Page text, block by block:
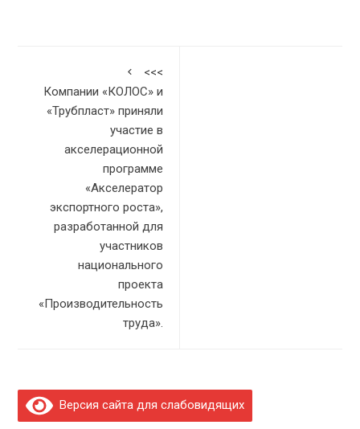
<<<
Компании «КОЛОС» и
«Трубпласт» приняли
участие в
акселерационной
программе
«Акселератор
экспортного роста»,
разработанной для
участников
национального
проекта
«Производительность
труда».
Версия сайта для слабовидящих